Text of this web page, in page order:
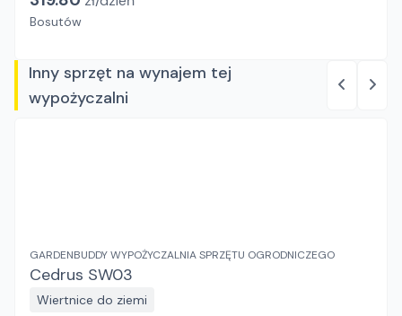
Bosutów
Inny sprzęt na wynajem tej
wypożyczalni
GARDENBUDDY WYPOŻYCZALNIA SPRZĘTU OGRODNICZEGO
Cedrus SW03
Wiertnice do ziemi